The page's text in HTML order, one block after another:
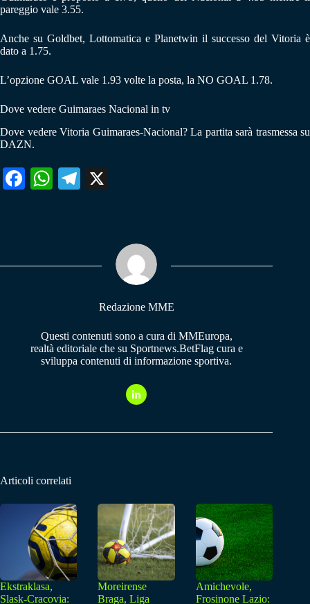
pareggio vale 3.55.
Anche su Goldbet, Lottomatica e Planetwin il successo del Vitoria è
dato a 1.75.
L’opzione GOAL vale 1.93 volte la posta, la NO GOAL 1.78.
Dove vedere Guimaraes Nacional in tv
Dove vedere Vitoria Guimaraes-Nacional? La partita sarà trasmessa su
DAZN.
Fa W
pp
Te
m
Redazione MME
Questi contenuti sono a cura di MMEuropa,
realtà editoriale che su Sportnews.BetFlag cura e
sviluppa contenuti di informazione sportiva.
Articoli correlati
Ekstraklasa,
Slask-Cracovia:
Moreirense
Braga, Liga
Amichevole,
Frosinone Lazio: